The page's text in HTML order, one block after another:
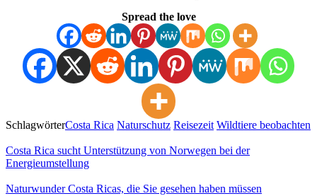
Spread the love
SchlagwörterCosta Rica Naturschutz Reisezeit Wildtiere beobachten
Costa Rica sucht Unterstützung von Norwegen bei der
Energieumstellung
Naturwunder Costa Ricas, die Sie gesehen haben müssen